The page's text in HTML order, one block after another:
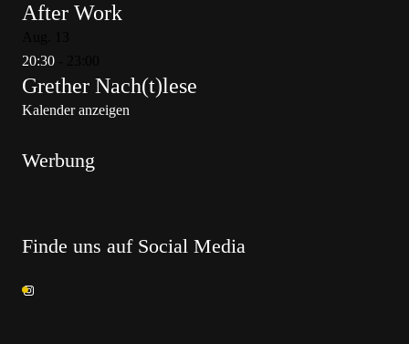
After Work
20:30
Grether Nach(t)lese
Kalender anzeigen
Werbung
Finde uns auf Social Media